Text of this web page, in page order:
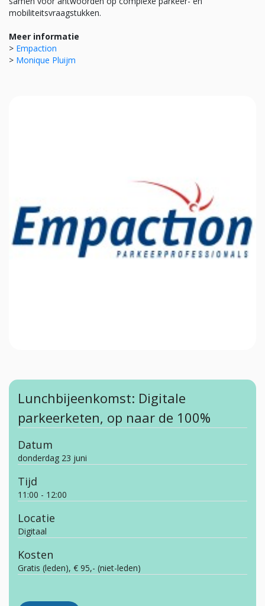
mobiliteitsvraagstukken.
Meer informatie
> Empaction
> Monique Pluijm
Lunchbijeenkomst: Digitale
parkeerketen, op naar de 100%
Datum
donderdag 23 juni
Tijd
11:00 - 12:00
Locatie
Digitaal
Kosten
Gratis (leden), € 95,- (niet-leden)